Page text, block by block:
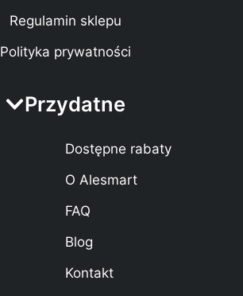
Regulamin sklepu
Polityka prywatności
Przydatne
Dostępne rabaty
O Alesmart
FAQ
Blog
Kontakt